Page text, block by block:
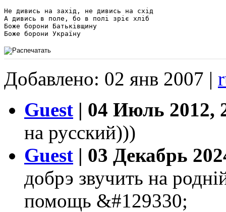
Не дивись на захід, не дивись на схід
А дивись в поле, бо в полі зріє хліб
Боже борони Батьківщину
Добавлено: 02 янв 2007 |
Guest | 04 Июль 2012,
на русский)))
Guest | 03 Декабрь
добрэ звучить на
помощь &#129330;